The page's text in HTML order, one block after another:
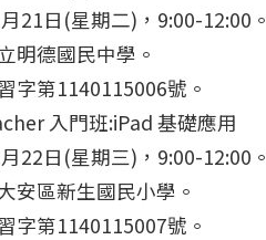
21日(星期二)，9:00-12:00。
明德國民中學。
字第1140115006號。
入門班:iPad 基礎應用
22日(星期三)，9:00-12:00。
安區新生國民小學。
字第1140115007號。